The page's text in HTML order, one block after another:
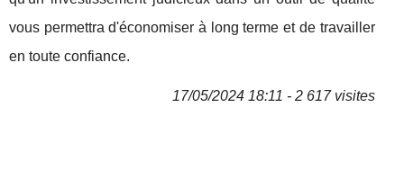
vous permettra d'économiser à long terme et de travailler
en toute confiance.
17/05/2024 18:11 - 2 617 visites